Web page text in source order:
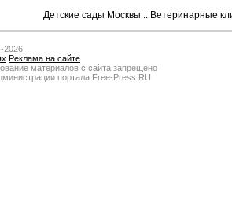
Детские сады Москвы :: Ветеринарные
2026
Реклама на сайте
материалов с сайта запрещено
портала Free-Press.RU